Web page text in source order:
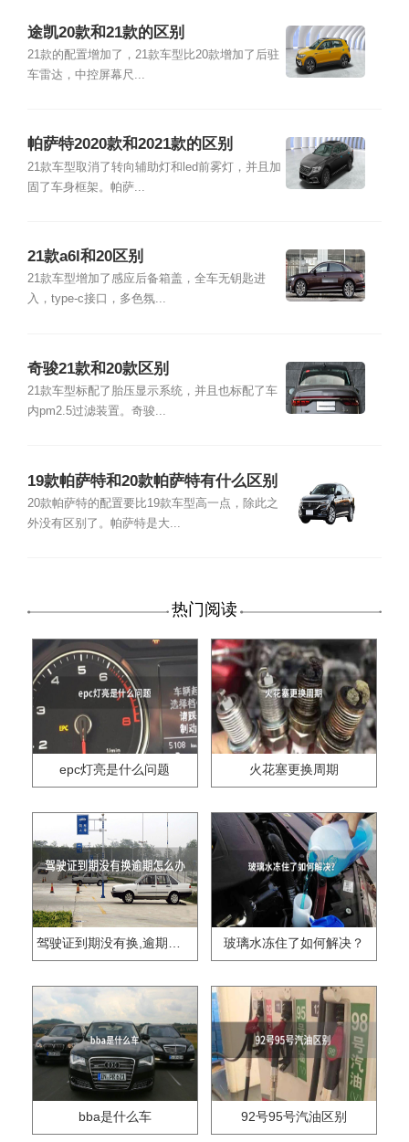
途凯20款和21款的区别
21款的配置增加了，21款车型比20款增加了后驻
车雷达，中控屏幕尺...
帕萨特2020款和2021款的区别
21款车型取消了转向辅助灯和led前雾灯，并且加
固了车身框架。帕萨...
21款a6l和20区别
21款车型增加了感应后备箱盖，全车无钥匙进
入，type-c接口，多色氛...
奇骏21款和20款区别
21款车型标配了胎压显示系统，并且也标配了车
内pm2.5过滤装置。奇骏...
19款帕萨特和20款帕萨特有什么区别
20款帕萨特的配置要比19款车型高一点，除此之
外没有区别了。帕萨特是大...
热门阅读
epc灯亮是什么问题 火花塞更换周期
驾驶证到期没有换,逾期怎么办?? 玻璃水冻住了如何解决？
bba是什么车 92号95号汽油区别